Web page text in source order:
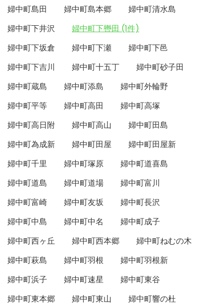
婦中町島田
婦中町島本郷
婦中町清水島
婦中町下井沢
婦中町下轡田 (1件)
婦中町下坂倉
婦中町下瀬
婦中町下邑
婦中町下吉川
婦中町十五丁
婦中町砂子田
婦中町蔵島
婦中町添島
婦中町外輪野
婦中町平等
婦中町高田
婦中町高塚
婦中町高日附
婦中町高山
婦中町田島
婦中町為成新
婦中町田屋
婦中町田屋新
婦中町千里
婦中町塚原
婦中町道喜島
婦中町道島
婦中町道場
婦中町富川
婦中町富崎
婦中町友坂
婦中町長沢
婦中町中島
婦中町中名
婦中町成子
婦中町西ヶ丘
婦中町西本郷
婦中町ねむの木
婦中町萩島
婦中町羽根
婦中町羽根新
婦中町浜子
婦中町速星
婦中町東谷
婦中町東本郷
婦中町東山
婦中町響の杜